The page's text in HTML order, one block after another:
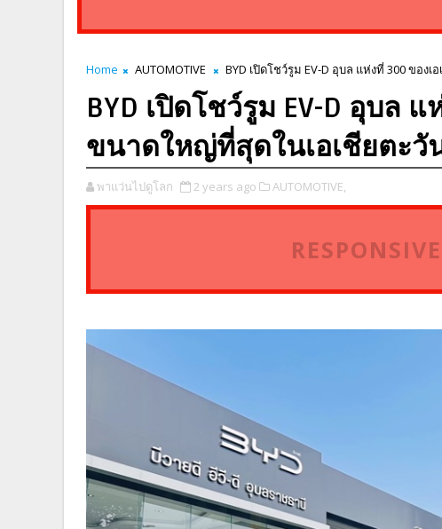
Home AUTOMOTIVE BYD เปิดโชว์รูม EV-D อุบล แห่งที่ 300 ขอ
BYD เปิดโชว์รูม EV-D อุบล
ขนาดใหญ่ที่สุดในเอเชียตะวั
พาแว่นไปดูโลก 2 years ago AUTOMOTIVE,